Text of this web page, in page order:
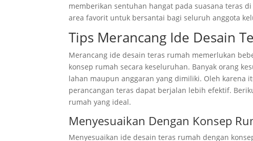
memberikan sentuhan hangat pada suasana teras
area favorit untuk bersantai bagi seluruh anggota
Tips Merancang Ide Desain
Merancang ide desain teras rumah memerlukan
konsep rumah secara keseluruhan. Banyak orang
lahan maupun anggaran yang dimiliki. Oleh karena
perancangan teras dapat berjalan lebih efektif.
rumah yang ideal.
Menyesuaikan Dengan Konsep
Menyesuaikan ide desain teras rumah dengan